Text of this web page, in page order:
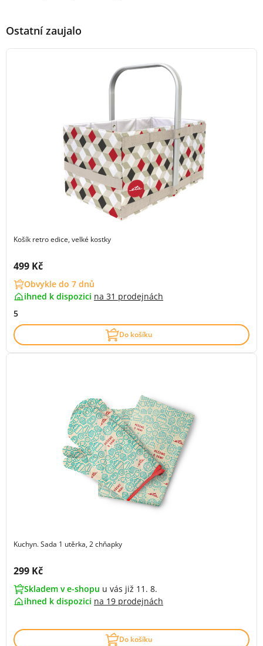
Ostatní zaujalo
Košík retro edice, velké kostky
Cena s DPH:
499 Kč
Obvykle do 7 dnů
ihned k dispozici na 31 prodejnách
5
Do košíku
Kuchyn. Sada 1 utěrka, 2 chňapky
Cena s DPH:
299 Kč
Skladem v e-shopu u vás již 11. 8.
ihned k dispozici na 19 prodejnách
Do košíku